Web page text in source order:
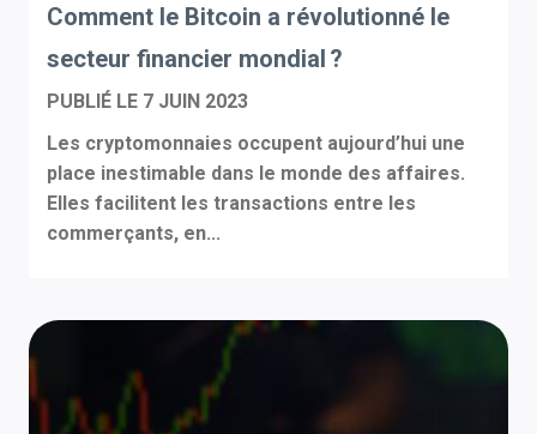
Comment le Bitcoin a révolutionné le
secteur financier mondial ?
PUBLIÉ LE 7 JUIN 2023
Les cryptomonnaies occupent aujourd’hui une
place inestimable dans le monde des affaires.
Elles facilitent les transactions entre les
commerçants, en...